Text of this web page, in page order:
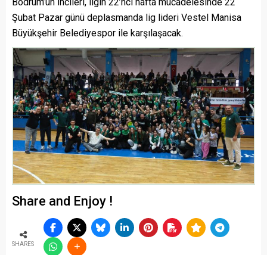
Şubat Pazar günü deplasmanda lig lideri Vestel Manisa
Büyükşehir Belediyespor ile karşılaşacak.
Share and Enjoy !
SHARES